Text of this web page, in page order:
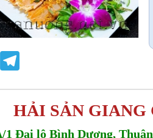
Pinterest
HẢI SẢN GIANG
1 Đại lộ Bình Dương,